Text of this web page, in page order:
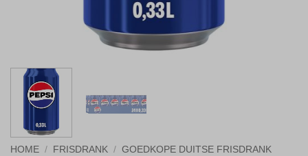
HOME / FRISDRANK / GOEDKOPE DUITSE FRISDRANK